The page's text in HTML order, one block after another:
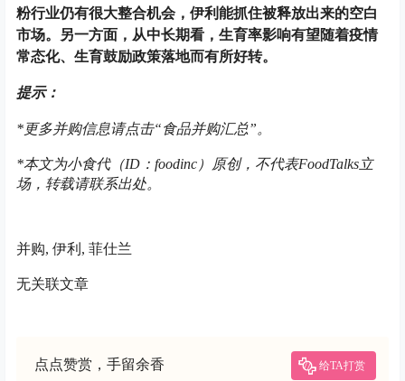
粉行业仍有很大整合机会，伊利能抓住被释放出来的空白
市场。另一方面，从中长期看，生育率影响有望随着疫情
常态化、生育鼓励政策落地而有所好转。
提示：
*更多并购信息请点击“食品并购汇总”。
*本文为小食代（ID： foodinc）
原创，不代表FoodTalks立
场，转载请联系出处。
并购, 伊利, 菲仕兰
无关联文章
点点赞赏，手留余香 给TA打赏